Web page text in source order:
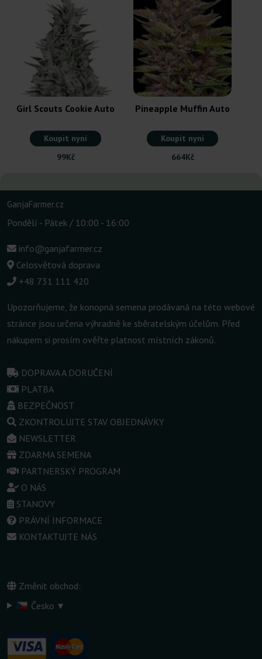
Girl Scouts Cookie Auto
Koupit nyní
99Kč
Pineapple Muffin Auto
Koupit nyní
664Kč
GanjaFarmer.cz
Pondělí - Pátek / 10:00 - 16:00
info@ganjafarmer.cz
Celosvětová doprava
+48 731 111 420
Upozorňujeme, že konopná semena prodávaná na této webové
stránce jsou určena výhradně ke sběratelským účelům. Před
nákupem si prosím ověřte platnost místních zákonů.
DOPRAVA A DORUČENÍ
PLATBA
BEZPEČNOST
ZKONTROLUJTE STAV OBJEDNÁVKY
NEWSLETTER
ZDARMA SEMENA
PARTNERSKÝ PROGRAM
O NÁS
STANOVY
PRÁVNÍ INFORMACE
KONTAKTUJTE NÁS
Změnit obchod:
Česko ▾